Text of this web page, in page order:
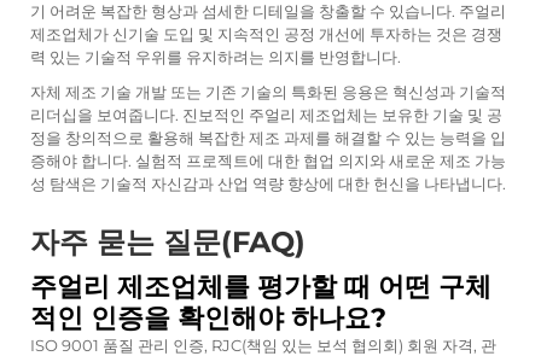
기 어려운 복잡한 형상과 섬세한 디테일을 창출할 수 있습니다. 주얼리
제조업체가 신기술 도입 및 지속적인 공정 개선에 투자하는 것은 경쟁
력 있는 기술적 우위를 유지하려는 의지를 반영합니다.
자체 제조 기술 개발 또는 기존 기술의 특화된 응용은 혁신성과 기술적
리더십을 보여줍니다. 진보적인 주얼리 제조업체는 보유한 기술 및 공
정을 창의적으로 활용해 복잡한 제조 과제를 해결할 수 있는 능력을 입
증해야 합니다. 실험적 프로젝트에 대한 협업 의지와 새로운 제조 가능
성 탐색은 기술적 자신감과 산업 역량 향상에 대한 헌신을 나타냅니다.
자주 묻는 질문(FAQ)
주얼리 제조업체를 평가할 때 어떤 구체
적인 인증을 확인해야 하나요?
ISO 9001 품질 관리 인증, RJC(책임 있는 보석 협의회) 회원 자격, 관